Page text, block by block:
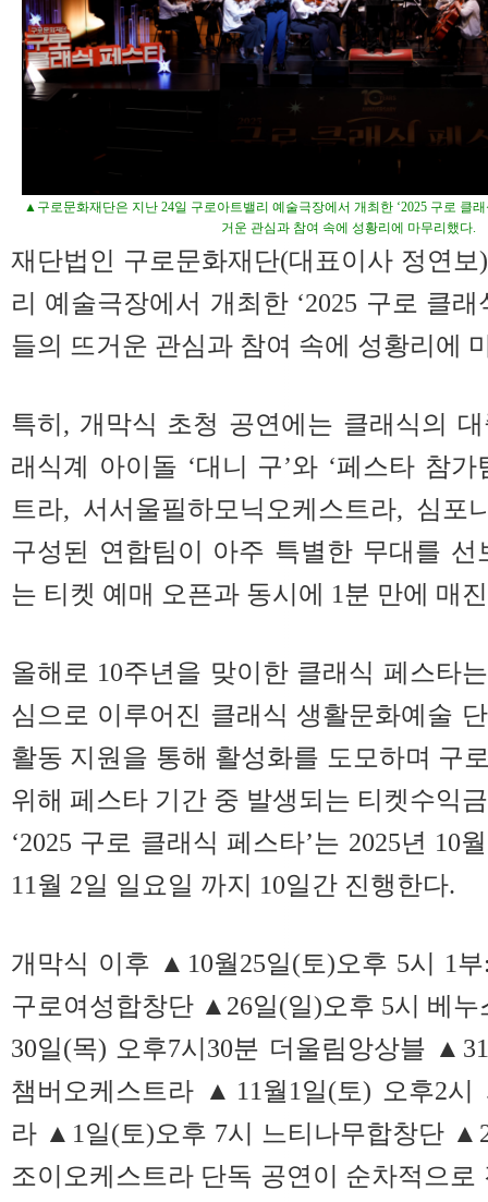
▲구로문화재단은 지난 24일 구로아트밸리 예술극장에서 개최한 ‘2025 구로 클
거운 관심과 참여 속에 성황리에 마무리했다.
재단법인 구로문화재단(대표이사 정연
리 예술극장에서 개최한 ‘2025 구로 클
들의 뜨거운 관심과 참여 속에 성황리에
특히, 개막식 초청 공연에는 클래식의
래식계 아이돌 ‘대니 구’와 ‘페스타 참
트라, 서서울필하모닉오케스트라, 심포
구성된 연합팀이 아주 특별한 무대를
는 티켓 예매 오픈과 동시에 1분 만에 매
올해로 10주년을 맞이한 클래식 페스타
심으로 이루어진 클래식 생활문화예술
활동 지원을 통해 활성화를 도모하며 구
위해 페스타 기간 중 발생되는 티켓수익
‘2025 구로 클래식 페스타’는 2025년 10
11월 2일 일요일 까지 10일간 진행한다.
개막식 이후 ▲10월25일(토)오후 5시 1
구로여성합창단 ▲26일(일)오후 5시 베
30일(목) 오후7시30분 더울림앙상블
챔버오케스트라 ▲11월1일(토) 오후2시
라 ▲1일(토)오후 7시 느티나무합창단
조이오케스트라 단독 공연이 순차적으